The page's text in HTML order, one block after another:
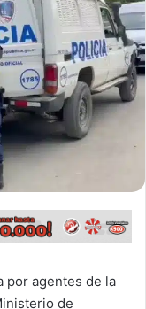
por agentes de la
de